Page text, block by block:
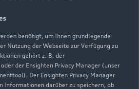
benötigt, um Ihnen grundlegende
Nutzung der Webseite zur Verfügung zu
gehört z. B. der
der Ensighten Privacy Manager (unser
Der Ensighten Privacy Manager
Informationen darüber zu speichern, ob
Zurück nach oben